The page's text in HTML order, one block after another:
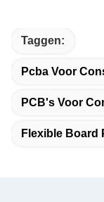
Taggen:
Pcba Voor
PCB's Voor
Flexible Board